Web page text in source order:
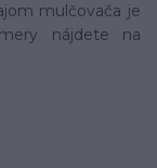
mulčovača je
nájdete na